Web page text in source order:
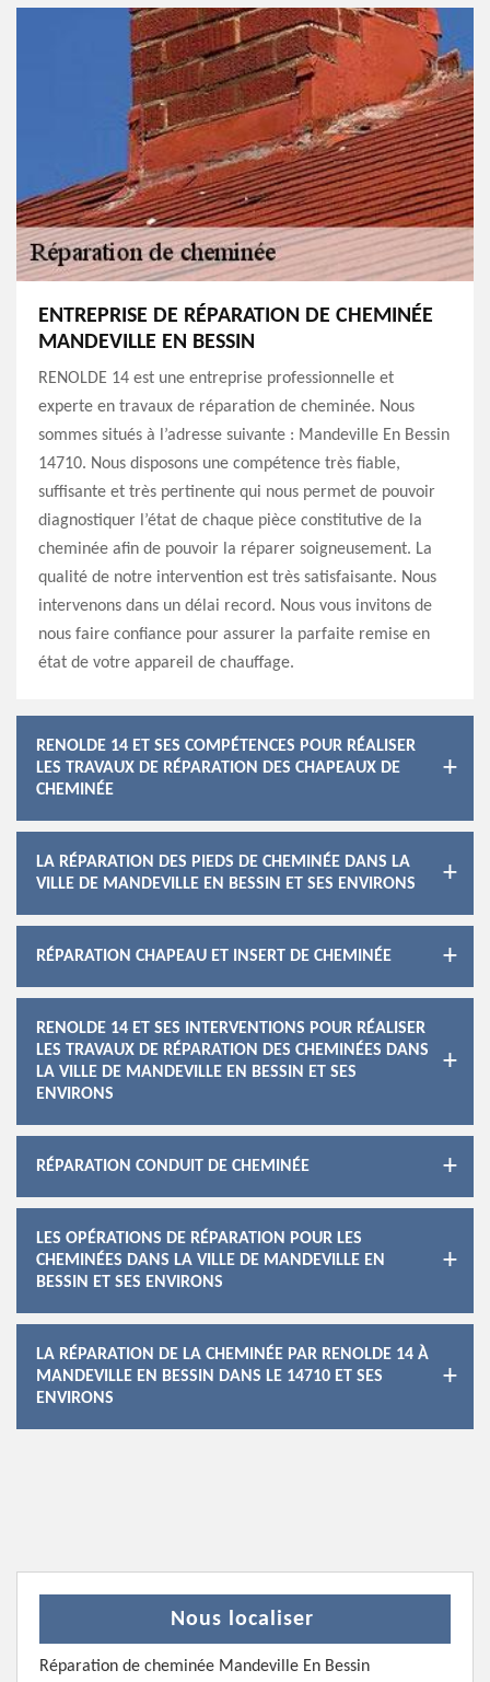
ENTREPRISE DE RÉPARATION DE CHEMINÉE
MANDEVILLE EN BESSIN
RENOLDE 14 est une entreprise professionnelle et
experte en travaux de réparation de cheminée. Nous
sommes situés à l’adresse suivante : Mandeville En Bessin
14710. Nous disposons une compétence très fiable,
suffisante et très pertinente qui nous permet de pouvoir
diagnostiquer l’état de chaque pièce constitutive de la
cheminée afin de pouvoir la réparer soigneusement. La
qualité de notre intervention est très satisfaisante. Nous
intervenons dans un délai record. Nous vous invitons de
nous faire confiance pour assurer la parfaite remise en
état de votre appareil de chauffage.
RENOLDE 14 ET SES COMPÉTENCES POUR RÉALISER
LES TRAVAUX DE RÉPARATION DES CHAPEAUX DE
CHEMINÉE
LA RÉPARATION DES PIEDS DE CHEMINÉE DANS LA
VILLE DE MANDEVILLE EN BESSIN ET SES ENVIRONS
RÉPARATION CHAPEAU ET INSERT DE CHEMINÉE
RENOLDE 14 ET SES INTERVENTIONS POUR RÉALISER
LES TRAVAUX DE RÉPARATION DES CHEMINÉES DANS
LA VILLE DE MANDEVILLE EN BESSIN ET SES
ENVIRONS
RÉPARATION CONDUIT DE CHEMINÉE
LES OPÉRATIONS DE RÉPARATION POUR LES
CHEMINÉES DANS LA VILLE DE MANDEVILLE EN
BESSIN ET SES ENVIRONS
LA RÉPARATION DE LA CHEMINÉE PAR RENOLDE 14 À
MANDEVILLE EN BESSIN DANS LE 14710 ET SES
ENVIRONS
Nous localiser
Réparation de cheminée Mandeville En Bessin